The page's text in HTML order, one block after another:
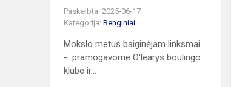
Paskelbta: 2025-06-17
Kategorija: Renginiai
Mokslo metus baiginėjam linksmai
- pramogavome O'learys boulingo
klube ir...